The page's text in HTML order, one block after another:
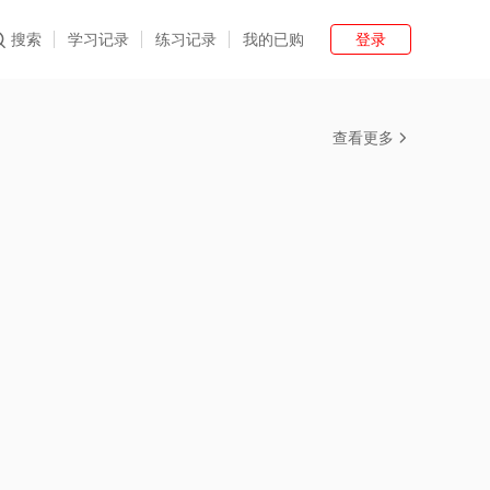
登录
我的已购
练习记录
学习记录
搜索
查看更多